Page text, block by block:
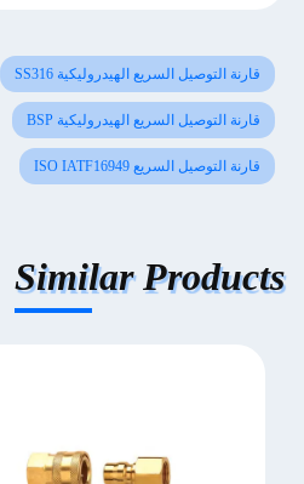
قارنة التوصيل السريع الهيدروليكية SS316
قارنة التوصيل السريع الهيدروليكية BSP
قارنة التوصيل السريع ISO IATF16949
Similar Products